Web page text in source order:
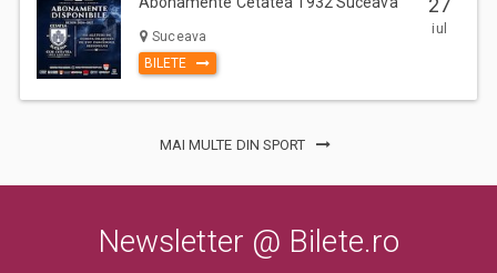
Suceava
BILETE
27
iul
MAI MULTE DIN SPORT
Newsletter @ Bilete.ro